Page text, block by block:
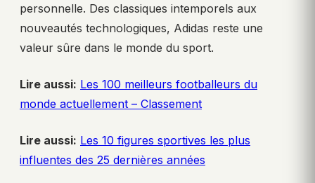
personnelle. Des classiques intemporels aux
nouveautés technologiques, Adidas reste une
valeur sûre dans le monde du sport.
Lire aussi: Les 100 meilleurs footballeurs du
monde actuellement – Classement
Lire aussi: Les 10 figures sportives les plus
influentes des 25 dernières années